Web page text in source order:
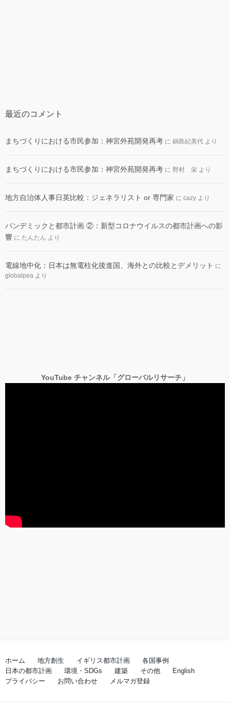
最近のコメント
まちづくりにおける市民参加：神宮外苑開発再考 に 鍋島紀美代 より
まちづくりにおける市民参加：神宮外苑開発再考 に 野村 栄 より
地方自治体人事日英比較：ジェネラリスト or 専門家 に cazy より
パンデミックと都市計画 ②：新型コロナウイルスの都市計画への影
響 に たんたん より
電線地中化：日本は無電柱化後進国、海外との比較とデメリット に
globalpea より
YouTube チャンネル「グローバルリサーチ」
ホーム 地方創生 イギリス都市計画
各国事例
日本の都市計画
環境・SDGs 建築 その他
English
プライバシー
お問い合わせ メルマガ登録